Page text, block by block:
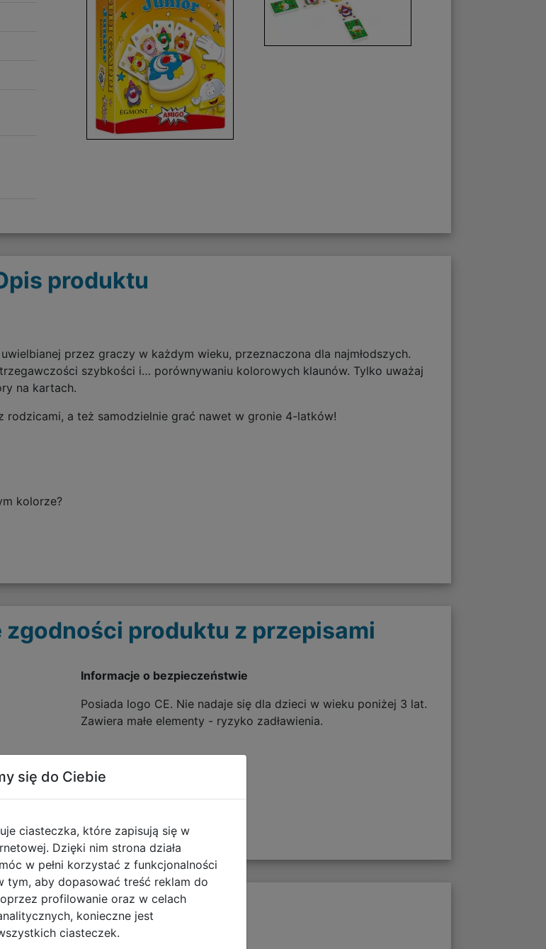
produktu
przez graczy w każdym wieku, przeznaczona dla najmłodszych.
szybkości i… porównywaniu kolorowych klaunów. Tylko uważaj
na kartach.
a też samodzielnie grać nawet w gronie 4-latków!
kolorze?
zgodności produktu z przepisami
Informacje o bezpieczeństwie
Posiada logo CE. Nie nadaje się dla dzieci w wieku poniżej 3 lat.
Zawiera małe elementy - ryzyko zadławienia.
o produkcie
się do Ciebie
ciasteczka, które zapisują się w
Dzięki nim strona działa
w pełni korzystać z funkcjonalności
tym, aby dopasować treść reklam do
profilowanie oraz w celach
konieczne jest
ciasteczek.